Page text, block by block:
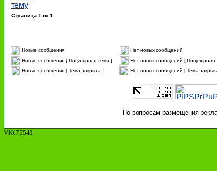
Страница 1 из 1
Новые сообщения
Нет новых сообщений
Новые сообщения [ Популярная тема ]
Нет новых сообщений [ Популярная
Новые сообщения [ Тема закрыта ]
Нет новых сообщений [ Тема
По вопросам размещения
VK675543